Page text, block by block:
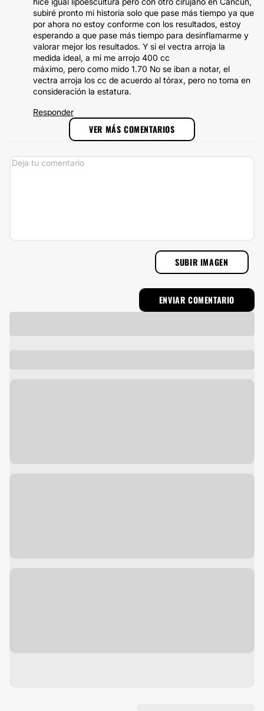
subiré pronto mi historia solo que pase más tiempo ya que
por ahora no estoy conforme con los resultados, estoy
esperando a que pase más tiempo para desinflamarme y
valorar mejor los resultados. Y si el vectra arroja la
medida ideal, a mi me arrojo 400 cc
máximo, pero como mido 1.70 No se iban a notar, el
vectra arroja los cc de acuerdo al tórax, pero no toma en
consideración la estatura.
Responder
VER MÁS COMENTARIOS
SUBIR IMAGEN